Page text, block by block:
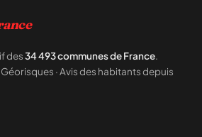
des34 493 communes de France.
Géorisques · Avis des habitants depuis